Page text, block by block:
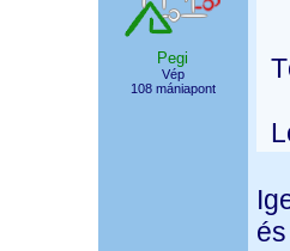
Pegi
Vép
108 mániapont